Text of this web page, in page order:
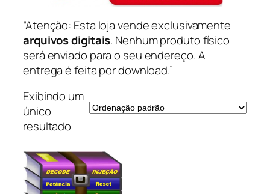
“Atenção: Esta loja vende exclusivamente
arquivos digitais. Nenhum produto físico
será enviado para o seu endereço. A
entrega é feita por download.”
Exibindo um
único
resultado